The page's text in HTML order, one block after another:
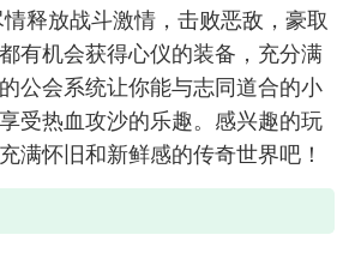
释放战斗激情，击败恶敌，豪取
有机会获得心仪的装备，充分满
公会系统让你能与志同道合的小
受热血攻沙的乐趣。感兴趣的玩
满怀旧和新鲜感的传奇世界吧！